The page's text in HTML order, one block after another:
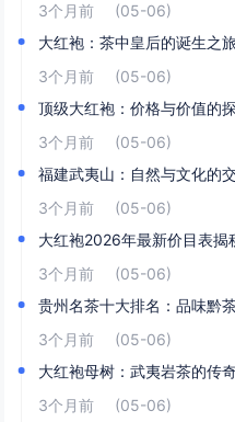
3个月前
(05-06)
大红袍：茶中皇后的诞生之
3个月前
(05-06)
顶级大红袍：价格与价值的
3个月前
(05-06)
福建武夷山：自然与文化的
3个月前
(05-06)
大红袍2026年最新价目表揭
3个月前
(05-06)
贵州名茶十大排名：品味黔
3个月前
(05-06)
大红袍母树：武夷岩茶的传
3个月前
(05-06)